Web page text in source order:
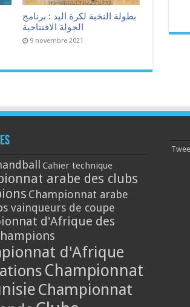
بطولة النخبة لكرة اليد : برنامج
الجولة الافتتاحية
9 novembre 2021
Cahier technique
arabe des clubs
Championnat arabe
vainqueurs de coupe
d'Afrique des
d'Afrique
Championnat
Championnat